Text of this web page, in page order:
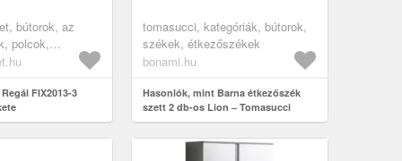
bútorok, az
polcok,
nyitott polcok,
bútorok, vitrines
FIX2013-3
tomasucci, kategóriák, bútorok,
székek, étkezőszékek
bonami.hu
Hasonlók, mint Barna étkezőszék
szett 2 db-os Lion – Tomasucci